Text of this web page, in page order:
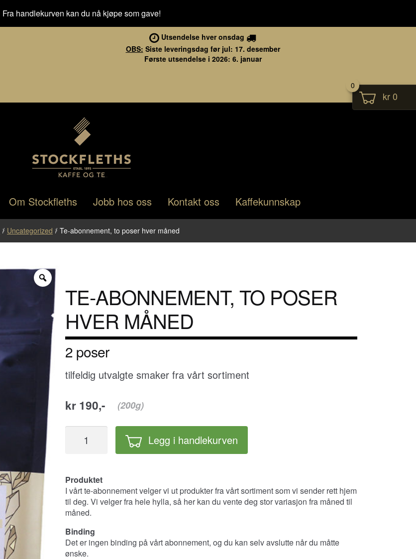
Fra handlekurven kan du nå kjøpe som gave!
Utsendelse hver onsdag
OBS: Siste leveringsdag før jul: 17. desember
Første utsendelse i 2026: 6. januar
Om Stockfleths Jobb hos oss Kontakt oss Kaffekunnskap
kr 0
0
/ Uncategorized / Te-abonnement, to poser hver måned
Zoom
TE-ABONNEMENT, TO POSER
HVER MÅNED
2 poser
tilfeldig utvalgte smaker fra vårt sortiment
kr 190,- (200g)
abonnement,
hver
måned
antall
Legg i handlekurven
Produktet
I vårt te-abonnement velger vi ut produkter fra vårt sortiment som vi sender rett hjem
til deg. Vi velger fra hele hylla, så her kan du vente deg stor variasjon fra måned til
måned.
Binding
Det er ingen binding på vårt abonnement, og du kan selv avslutte når du måtte
ønske.